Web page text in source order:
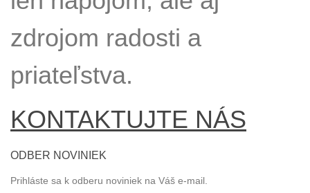
zdrojom radosti a
priateľstva.
KONTAKTUJTE NÁS
ODBER NOVINIEK
Prihláste sa k odberu noviniek na Váš e-mail.